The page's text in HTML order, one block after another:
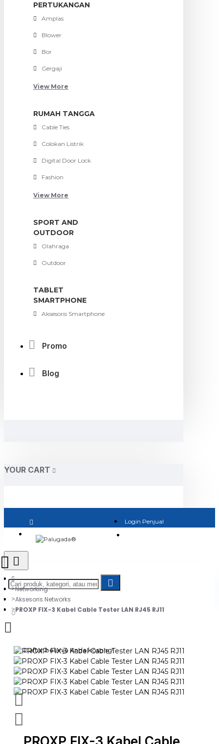
PERTUKANGAN
Amplas
Blower
Bor
Gergaji
View More
RUMAH TANGGA
Cable Ties
Colokan Listrik
Digital Door Lock
Fashion
View More
SPORT AND
OUTDOOR
Olahraga
Outdoor
TABLET
SMARTPHONE
Aksesoris Smartphone
Promo
Blog
YOUR CART
Login Penjual
0
Daftar belanja Anda kosong!
Networking
Aksesoris Networks
PROXP FIX-3 Kabel Cable Tester LAN RJ45 RJ11